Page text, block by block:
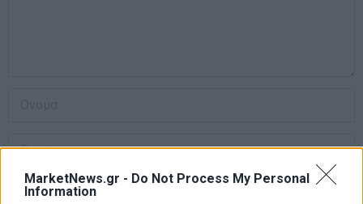
MarketNews.gr - Do Not Process My Personal
Information